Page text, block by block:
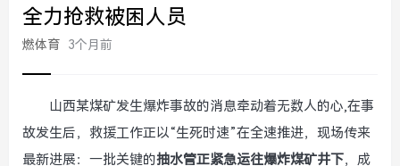
全力抢救被困人员
燃体育 3个月前
山西某煤矿发生爆炸事故的消息牵动着无数人的心,在事
故发生后，救援工作正以“生死时速”在全速推进，现场传来
最新进展：一批关键的抽水管正紧急运往爆炸煤矿井下，成